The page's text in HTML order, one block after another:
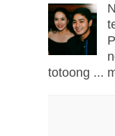
totoong ...